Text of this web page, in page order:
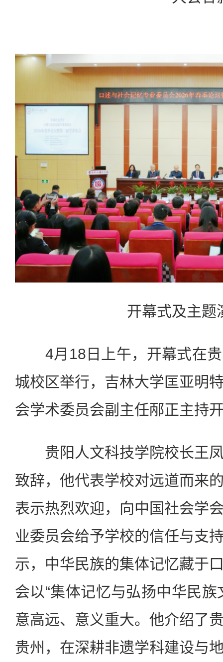
开幕式及主题
4月18日上午，开幕式在贵
城校区举行，吉林大学匡亚明
会学术委员会副主任邴正主持
贵阳人文科技学院校长王凤
致辞，他代表学校对远道而来
表示热烈欢迎，向中国社会学
业委员会给予学校的信任与支
示，中华民族的集体记忆藏于
会以“集体记忆与弘扬中华民族
意高远、意义重大。他介绍了
贵州，在深耕非遗学科建设与